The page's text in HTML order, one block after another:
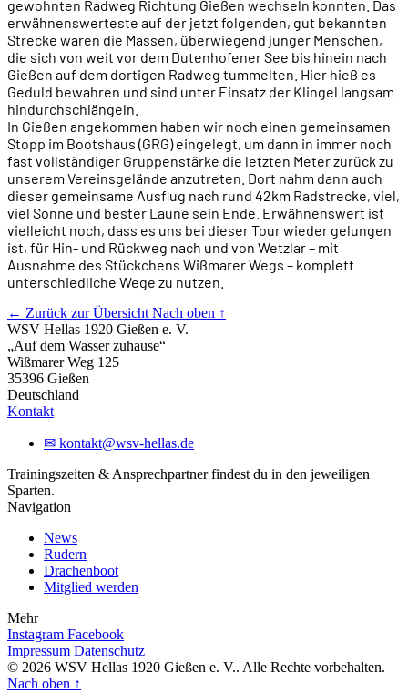
gewohnten Radweg Richtung Gießen wechseln konnten. Das
erwähnenswerteste auf der jetzt folgenden, gut bekannten
Strecke waren die Massen, überwiegend junger Menschen,
die sich von weit vor dem Dutenhofener See bis hinein nach
Gießen auf dem dortigen Radweg tummelten. Hier hieß es
Geduld bewahren und sind unter Einsatz der Klingel langsam
hindurchschlängeln.
In Gießen angekommen haben wir noch einen gemeinsamen
Stopp im Bootshaus (GRG) eingelegt, um dann in immer noch
fast vollständiger Gruppenstärke die letzten Meter zurück zu
unserem Vereinsgelände anzutreten. Dort nahm dann auch
dieser gemeinsame Ausflug nach rund 42km Radstrecke, viel,
viel Sonne und bester Laune sein Ende. Erwähnenswert ist
vielleicht noch, dass es uns bei dieser Tour wieder gelungen
ist, für Hin- und Rückweg nach und von Wetzlar – mit
Ausnahme des Stückchens Wißmarer Wegs – komplett
unterschiedliche Wege zu nutzen.
← Zurück zur Übersicht Nach oben ↑
WSV Hellas 1920 Gießen e. V.
„Auf dem Wasser zuhause“
Wißmarer Weg 125
35396 Gießen
Deutschland
Kontakt
✉ kontakt@wsv-hellas.de
Trainingszeiten & Ansprechpartner findest du in den jeweiligen
Sparten.
Navigation
News
Rudern
Drachenboot
Mitglied werden
Mehr
Instagram Facebook
Impressum Datenschutz
© 2026 WSV Hellas 1920 Gießen e. V.. Alle Rechte vorbehalten.
Nach oben ↑